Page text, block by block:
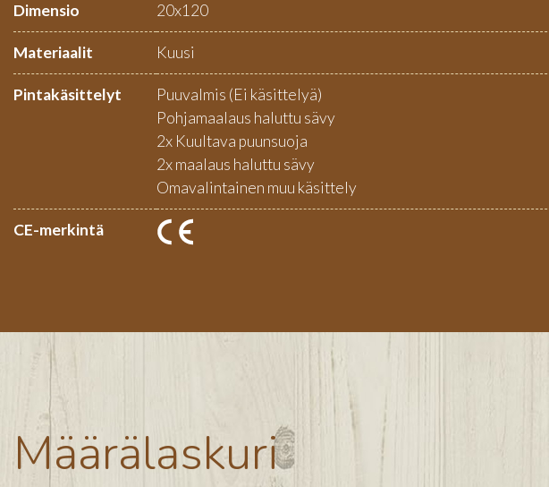
Dimensio 20x120
Materiaalit Kuusi
Pintakäsittelyt
Puuvalmis (Ei käsittelyä)
Pohjamaalaus haluttu sävy
2x Kuultava puunsuoja
2x maalaus haluttu sävy
Omavalintainen muu käsittely
CE-merkintä
Määrälaskuri